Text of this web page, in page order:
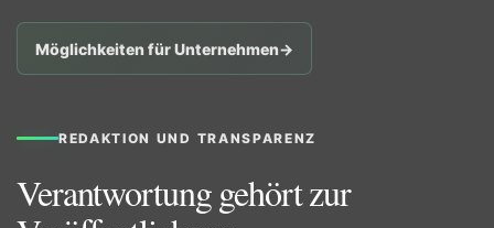
Möglichkeiten für Unternehmen→
REDAKTION UND TRANSPARENZ
Verantwortung gehört zur